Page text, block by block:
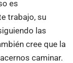
es
trabajo, su
las
cree que la
caminar.